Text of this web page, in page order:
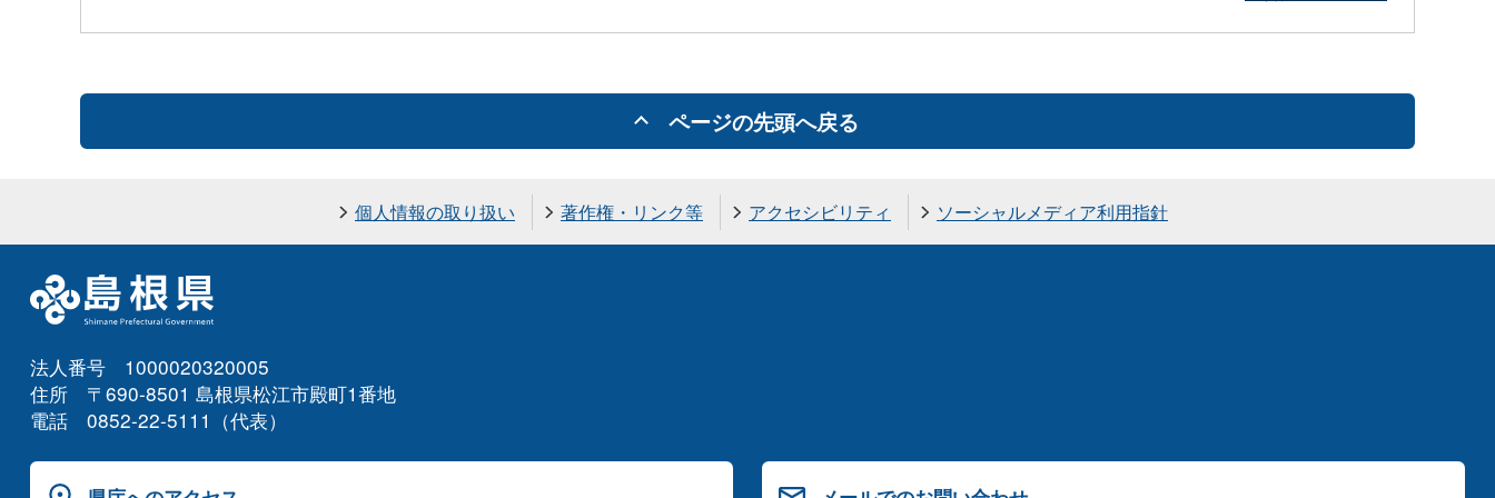
ページの先頭へ戻る
個人情報の取り扱い 著作権・リンク等 アクセシビリティ ソーシャルメディア利用指針
法人番号 1000020320005
住所 〒690-8501 島根県松江市殿町1番地
電話 0852-22-5111（代表）